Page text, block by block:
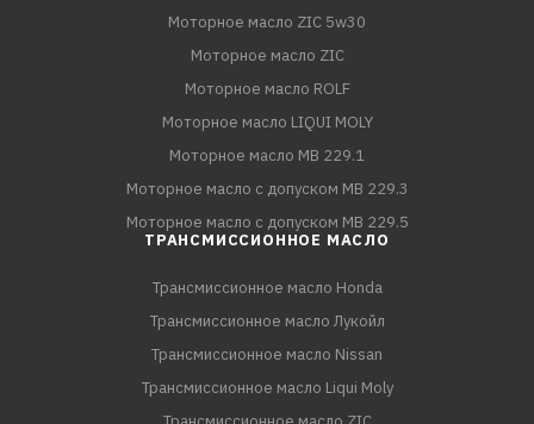
Моторное масло ZIC 5w30
Моторное масло ZIC
Моторное масло ROLF
Моторное масло LIQUI MOLY
Моторное масло MB 229.1
Моторное масло с допуском MB 229.3
Моторное масло с допуском MB 229.5
ТРАНСМИССИОННОЕ МАСЛО
Трансмиссионное масло Honda
Трансмиссионное масло Лукойл
Трансмиссионное масло Nissan
Трансмиссионное масло Liqui Moly